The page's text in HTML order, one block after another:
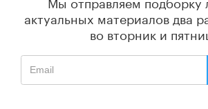
актуальных материалов два
во вторник и